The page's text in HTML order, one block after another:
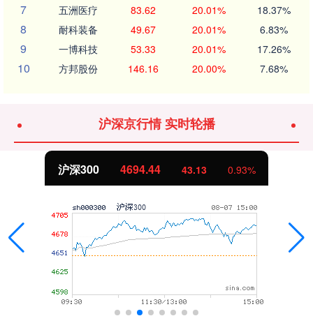
7 五洲医疗 83.62 20.01% 18.37%
8 耐科装备 49.67 20.01% 6.83%
9 一博科技 53.33 20.01% 17.26%
10 方邦股份 146.16 20.00% 7.68%
沪深京行情 实时轮播
沪深300 4694.44 43.13 0.93%